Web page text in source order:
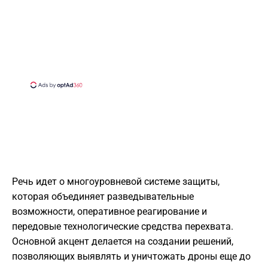
Речь идет о многоуровневой системе защиты,
которая объединяет разведывательные
возможности, оперативное реагирование и
передовые технологические средства перехвата.
Основной акцент делается на создании решений,
позволяющих выявлять и уничтожать дроны еще до